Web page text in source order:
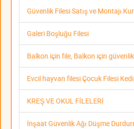
Güvenlik Filesi Satış ve Montajı
Galeri Boşluğu Filesi
Balkon için file, Balkon için
Evcil hayvan filesi Çocuk Filesi
KREŞ VE OKUL FİLELERİ
İnşaat Güvenlik Ağı Düşme